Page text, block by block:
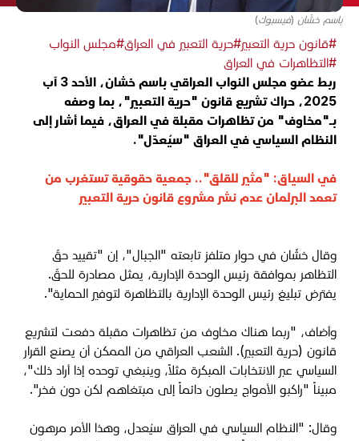
باسم خشّان (فيسبوك)
#قانون حرية التعبير#حرية التعبير في العراق#مجلس النواب
#التظاهرات في العراق
ربط عضو مجلس النواب العراقي باسم خشان، الأحد 3 آب
2025، حراك تشريع قانون "حرية التعبير"، بما وصفه
بـ"مخاوف" من تظاهرات مقبلة في العراق، فيما أشار إلى
النظام السياسي في العراق "سيُعدّل".
في السياق: "مثير للقلق".. جمعية حقوقية تستغرب من
تعمد البرلمان عدم نشر مشروع قانون حرية التعبير
وقال خشّان في حوار متلفز تابعته "الجبال"، إن "تقييد حقّ
التظاهر بموافقة رئيس الوحدة الإدارية، يمثل مصادرة للحقّ.
يفترض تبليغ رئيس الوحدة الإدارية بالتظاهرة لتوفير الحماية".
وأضاف، "ربما هناك مخاوف من تظاهرات مقبلة دفعت لتشريع
قانون (حرية التعبير). الشعب العراقي من الممكن أن يصنع القرار
السياسي عبر الانتخابات المبكرة مثلاً، وينبغي توحده إذا أراد ذلك"،
مبيناً "راكبو الأمواج يصلون دائماً إلى مبتغاهم لكن دون فخر".
وقال: "النظام السياسي في العراق سيُعدل، وهذا الأمر مرهون